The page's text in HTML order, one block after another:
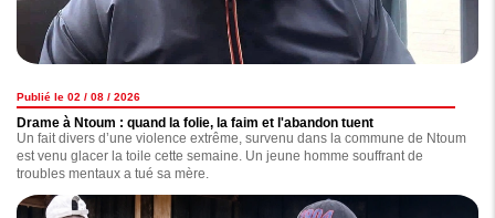
Publié le 02 / 08 / 2026
Drame à Ntoum : quand la folie, la faim et l'abandon tuent
Un fait divers d’une violence extrême, survenu dans la commune de Ntoum
est venu glacer la toile cette semaine. Un jeune homme souffrant de
troubles mentaux a tué sa mère.